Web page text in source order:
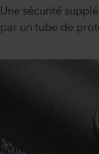
Une sécurité
par un tube de